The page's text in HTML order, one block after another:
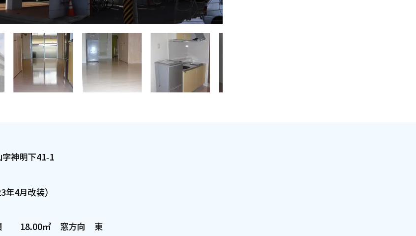
神明下41-1
4月改装）
積 18.00㎡ 窓方向 東